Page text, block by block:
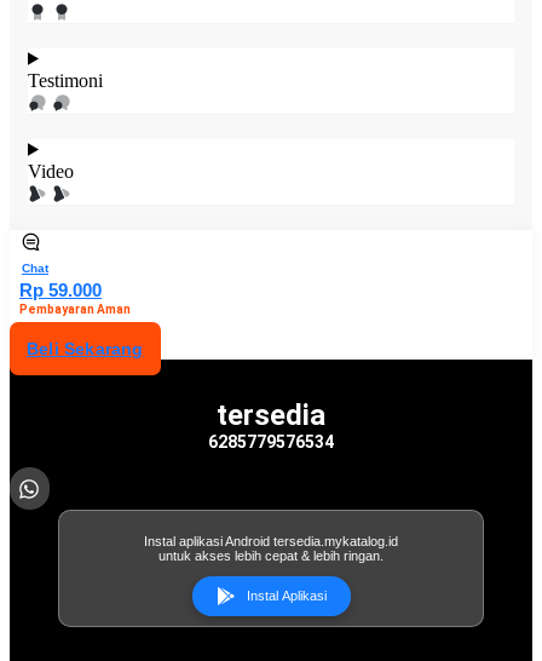
Testimoni
Video
Chat
Rp 59.000
Pembayaran Aman
Beli Sekarang
tersedia
6285779576534
Instal aplikasi Android tersedia.mykatalog.id
untuk akses lebih cepat & lebih ringan.
Instal Aplikasi